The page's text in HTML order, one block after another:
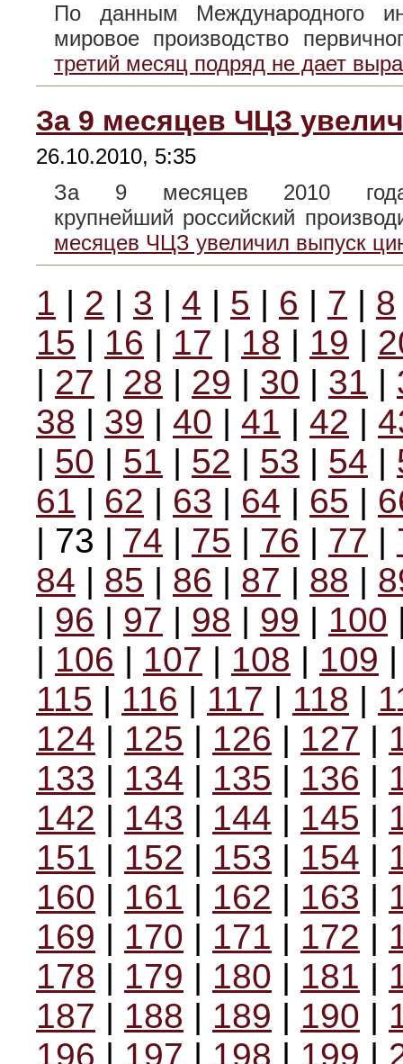
По данным Международного
мировое производство
третий месяц подряд не дает
За 9 месяцев ЧЦЗ
26.10.2010, 5:35
За 9 месяцев 2010
крупнейший российский
месяцев ЧЦЗ увеличил выпуск
1 | 2 | 3 | 4 | 5 | 6 | 7 | 8
15 | 16 | 17 | 18 | 19 |
| 27 | 28 | 29 | 30 | 31 |
38 | 39 | 40 | 41 | 42 |
| 50 | 51 | 52 | 53 | 54 |
61 | 62 | 63 | 64 | 65 |
| 73 | 74 | 75 | 76 | 77 |
84 | 85 | 86 | 87 | 88 |
| 96 | 97 | 98 | 99 | 100
| 106 | 107 | 108 | 109
115 | 116 | 117 | 118 |
124 | 125 | 126 | 127 |
133 | 134 | 135 | 136 |
142 | 143 | 144 | 145 |
151 | 152 | 153 | 154 |
160 | 161 | 162 | 163 |
169 | 170 | 171 | 172 |
178 | 179 | 180 | 181 |
187 | 188 | 189 | 190 |
196 | 197 | 198 | 199 |